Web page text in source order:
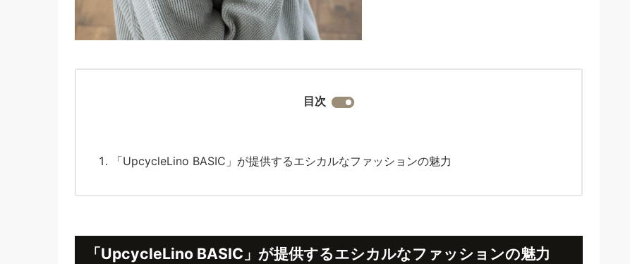
目次
「UpcycleLino BASIC」が提供するエシカルなファッションの魅力
「UpcycleLino BASIC」が提供するエシカルなファッションの魅力